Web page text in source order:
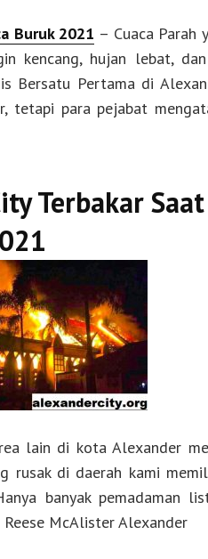
Buruk 2021 – Cuaca Parah
kencang, hujan lebat,
Bersatu Pertama di
tetapi para pejabat
Terbakar
lain di kota Alexander
rusak di daerah kami
banyak pemadaman
Reese McAlister Alexander